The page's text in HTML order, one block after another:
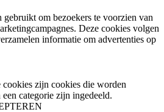
om bezoekers te voorzien van
Deze cookies volgen
informatie om advertenties op
cookies zijn cookies die worden
categorie zijn ingedeeld.